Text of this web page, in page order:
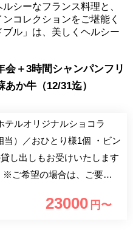
シーなフランス料理と、
コレクションをご堪能く
ル」は、美しくヘルシー
会＋3時間シャンパンフリ
か牛（12/31迄）
テルオリジナルショコラ
当）／おひとり様1個 ・ビン
し出しもお受けいたします
ご希望の場合は、ご要望
ンク(2時間30分ラストオーダ
23000 円〜